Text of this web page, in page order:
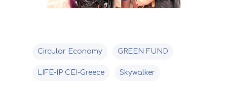
Circular Economy GREEN FUND
LIFE-IP CEI-Greece Skywalker